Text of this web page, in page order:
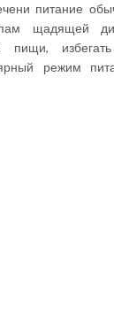
питание
щадящей
пищи,
режим